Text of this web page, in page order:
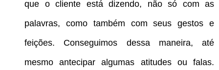
que o cliente está dizendo, não só com as
palavras, como também com seus gestos e
feições. Conseguimos dessa maneira, até
mesmo antecipar algumas atitudes ou falas.